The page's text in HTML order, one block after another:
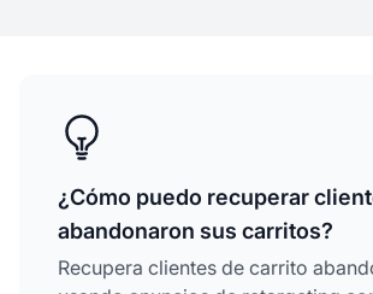
¿Cómo puedo recuperar
abandonaron sus carritos?
Recupera clientes de carrito